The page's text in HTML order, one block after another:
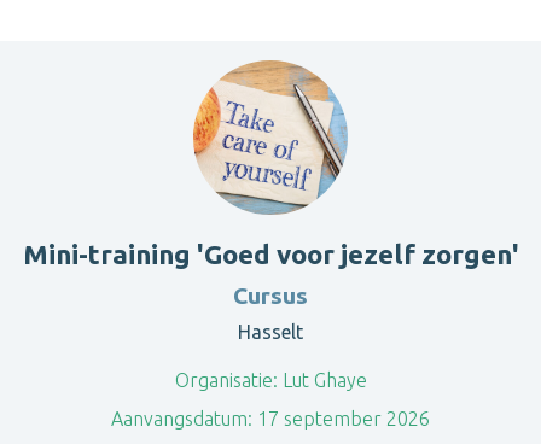
Mini-training 'Goed voor jezelf zorgen'
Cursus
Hasselt
Organisatie: Lut Ghaye
Aanvangsdatum: 17 september 2026